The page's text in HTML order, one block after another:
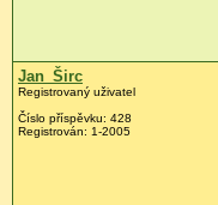
Jan_Širc
Registrovaný uživatel
Číslo příspěvku: 428
Registrován: 1-2005